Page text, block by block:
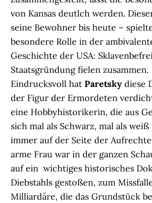
von Kansas deutlch werden.
seine Bewohner bis heute –
besondere Rolle in der
Geschichte der USA:
Staatsgründung fielen zusammen.
Eindrucksvoll hatParetsky diese
der Figur der Ermordeten
eine Hobbyhistorikerin, die aus
sich mal als Schwarz, mal als
immer auf der Seite der
arme Frau war in der ganzen
auf ein wichtiges historisches
Diebstahls gestoßen, zum
Milliardäre, die das Grundstück